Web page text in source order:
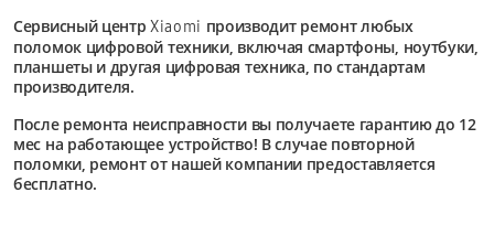
Сервисный центрXiaomi производит ремонт любых
поломок цифровой техники, включая смартфоны, ноутбуки,
планшеты и другая цифровая техника, по стандартам
производителя.
После ремонта неисправности вы получаете гарантию до 12
мес на работающее устройство! В случае повторной
поломки, ремонт от нашей компании предоставляется
бесплатно.